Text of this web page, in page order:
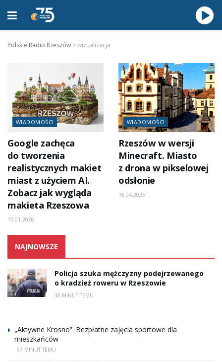
Polskie Radio Rzeszów >wizualizacja
WIADOMOŚCI
Google zachęca
do tworzenia
realistycznych makiet
miast z użyciem AI.
Zobacz jak wygląda
makieta Rzeszowa
15.01.2026
WIADOMOŚCI
Rzeszów w wersji
Minecraft. Miasto
z drona w pikselowej
odsłonie
16.04.2025
NAJNOWSZE
Policja szuka mężczyzny podejrzewanego
o kradzież roweru w Rzeszowie
30 MINUT TEMU
„Aktywne Krosno”. Bezpłatne zajęcia sportowe dla
mieszkańców
57 MINUT TEMU